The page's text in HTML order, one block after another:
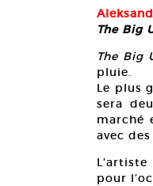
The Big
The Big
pluie.
Le plus
sera
marché
avec
pour